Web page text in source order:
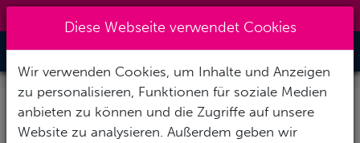
Toggle
Ihre Anfrage: Tambora
Diese Webseite verwendet Cookies
Wir verwenden Cookies, um Inhalte und Anzeigen
zu personalisieren, Funktionen für soziale Medien
anbieten zu können und die Zugriffe auf unsere
Website zu analysieren. Außerdem geben wir